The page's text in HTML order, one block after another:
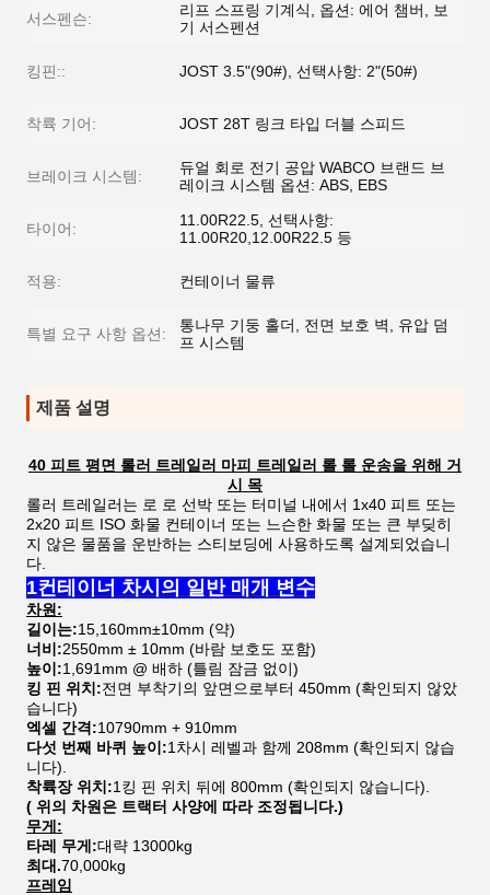
서스펜슨:
리프 스프링 기계식, 옵션: 에어 챔버, 보
기 서스펜션
킹핀:: JOST 3.5"(90#), 선택사항: 2"(50#)
착륙 기어: JOST 28T 링크 타입 더블 스피드
브레이크 시스템:
듀얼 회로 전기 공압 WABCO 브랜드 브
레이크 시스템 옵션: ABS, EBS
타이어:
11.00R22.5, 선택사항:
11.00R20,12.00R22.5 등
적용: 컨테이너 물류
특별 요구 사항 옵션:
통나무 기둥 홀더, 전면 보호 벽, 유압 덤
프 시스템
제품 설명
40 피트 평면 롤러 트레일러 마피 트레일러 롤 롤 운송을 위해 거
시 목
롤러 트레일러는 로 로 선박 또는 터미널 내에서 1x40 피트 또는
2x20 피트 ISO 화물 컨테이너 또는 느슨한 화물 또는 큰 부딪히
지 않은 물품을 운반하는 스티보딩에 사용하도록 설계되었습니
다.
1컨테이너 차시의 일반 매개 변수
차원:
길이는:15,160mm±10mm (약)
너비:2550mm ± 10mm (바람 보호도 포함)
높이:1,691mm @ 배하 (틀림 잠금 없이)
킹 핀 위치:전면 부착기의 앞면으로부터 450mm (확인되지 않았
습니다)
엑셀 간격:10790mm + 910mm
다섯 번째 바퀴 높이:1차시 레벨과 함께 208mm (확인되지 않습
니다).
착륙장 위치:1킹 핀 위치 뒤에 800mm (확인되지 않습니다).
( 위의 차원은 트랙터 사양에 따라 조정됩니다.)
무게:
타레 무게:대략 13000kg
최대.70,000kg
프레임